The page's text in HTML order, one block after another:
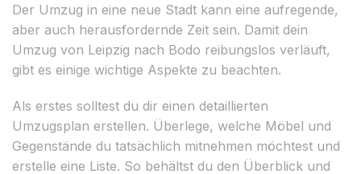
Der Umzug in eine neue Stadt kann eine aufregende,
aber auch herausfordernde Zeit sein. Damit dein
Umzug von Leipzig nach Bodo reibungslos verläuft,
gibt es einige wichtige Aspekte zu beachten.
Als erstes solltest du dir einen detaillierten
Umzugsplan erstellen. Überlege, welche Möbel und
Gegenstände du tatsächlich mitnehmen möchtest und
erstelle eine Liste. So behältst du den Überblick und